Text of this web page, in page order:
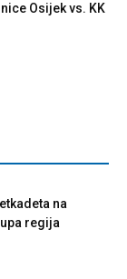
Osijek vs. KK
na
regija